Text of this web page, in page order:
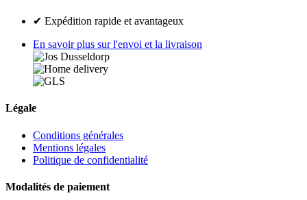
✔ Expédition rapide et avantageux
En savoir plus sur l'envoi et la livraison
Légale
Conditions générales
Mentions légales
Politique de confidentialité
Modalités de paiement